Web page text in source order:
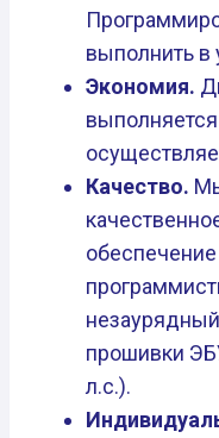
выполнить в
Экономия.
Качество.
прошивки
л.с.).